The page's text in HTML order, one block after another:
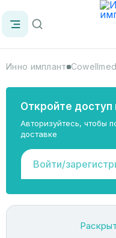
Инно имплант
Откройте доступ
Авторизуйтесь, чтобы
доставке
Войти/